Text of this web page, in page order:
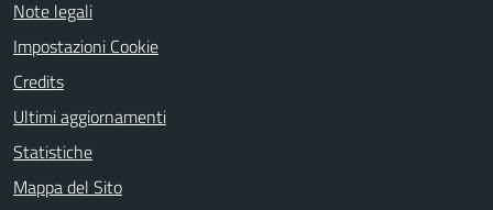
Note legali
Impostazioni Cookie
Credits
Ultimi aggiornamenti
Statistiche
Mappa del Sito